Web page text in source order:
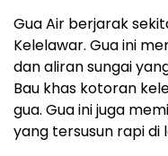
Gua Air berjarak
Kelelawar. Gua ini
dan aliran sungai
Bau khas kotoran
gua. Gua ini juga
yang tersusun rapi di